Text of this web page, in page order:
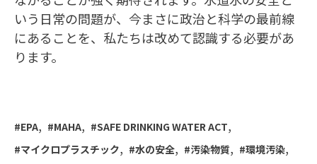
いう日常の問題が、今まさに政治と科学の最前線
にあることを、私たちは改めて認識する必要があ
ります。
EPA MAHA
SAFE DRINKING WATER ACT
マイクロプラスチック
水の安全 汚染物質
環境汚染